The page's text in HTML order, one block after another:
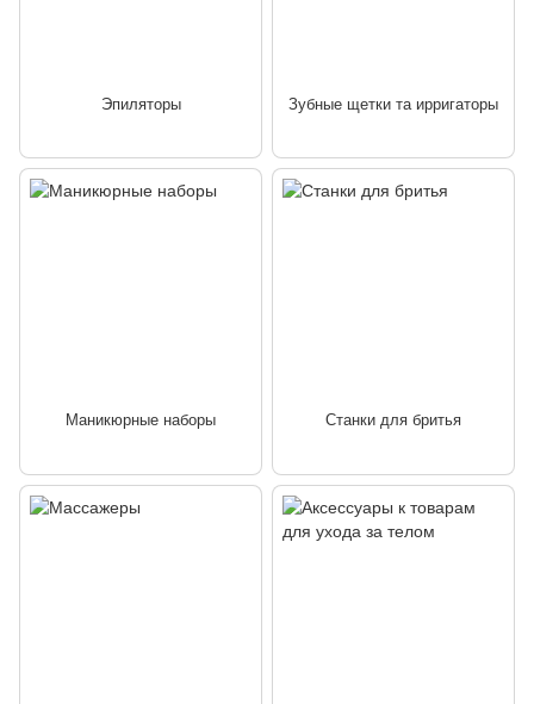
Эпиляторы Зубные щетки та ирригаторы
Маникюрные наборы Станки для бритья